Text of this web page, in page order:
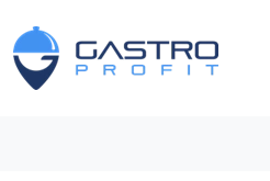
Przejdź do treści
Przejdź do
Przejdź do moje konto
Przejdź do menu
Przejdź do stopki